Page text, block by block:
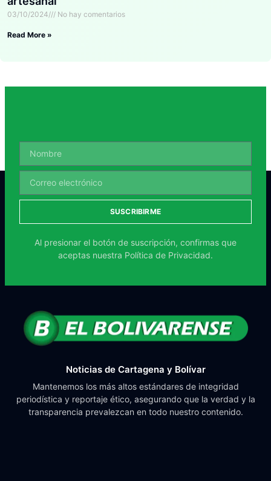
03/10/2024 No hay comentarios
Read More »
SUSCRIBIRME
Al presionar el botón de suscripción, confirmas que
aceptas nuestra Política de Privacidad.
Noticias de Cartagena y Bolívar
Mantenemos los más altos estándares de integridad
periodística y reportaje ético, asegurando que la verdad y la
transparencia prevalezcan en todo nuestro contenido.